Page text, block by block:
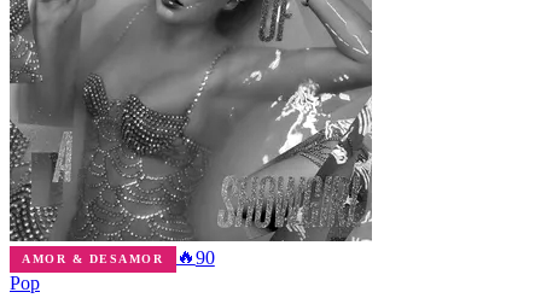
AMOR & DESAMOR 🔥90
Pop